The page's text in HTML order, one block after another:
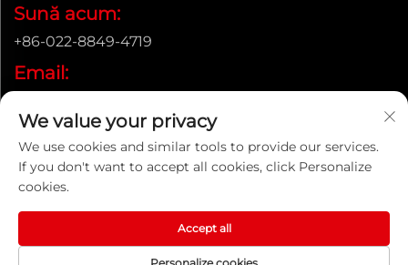
Sună acum:
+86-022-8849-4719
Email:
Drepturi de autor © ENAK (Tianjin) Automation Equipment
We value your privacy
We use cookies and similar tools to provide our services.
If you don't want to accept all cookies, click Personalize
cookies.
Accept all